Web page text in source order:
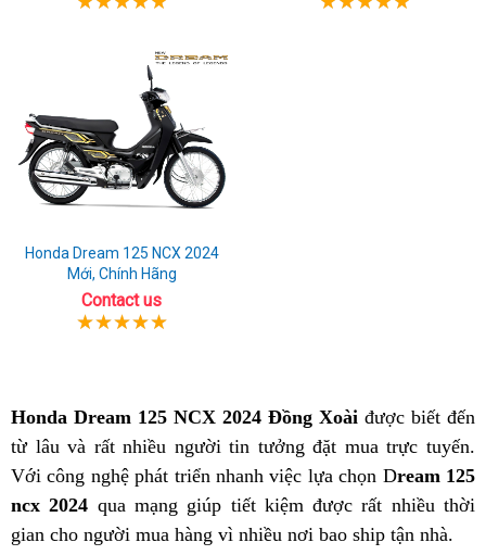
Honda Dream 125 NCX 2024
Mới, Chính Hãng
Contact us
Honda Dream 125 NCX 2024 Đồng Xoài được biết đến
từ lâu và rất nhiều người tin tưởng đặt mua trực tuyến.
Với công nghệ phát triển nhanh việc lựa chọn Dream 125
ncx 2024 qua mạng giúp tiết kiệm được rất nhiều thời
gian cho người mua hàng vì nhiều nơi bao ship tận nhà.